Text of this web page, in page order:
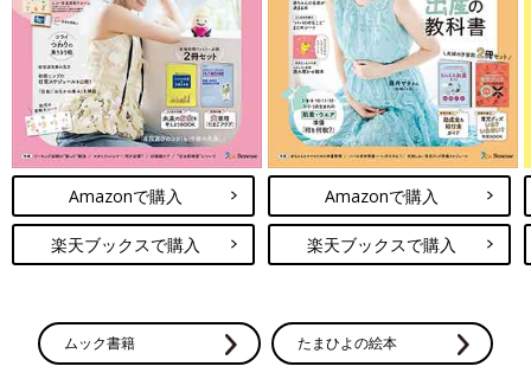
Amazonで購入
楽天ブックスで購入
Amazonで購入
楽天ブックスで購入
ムック書籍 たまひよの絵本